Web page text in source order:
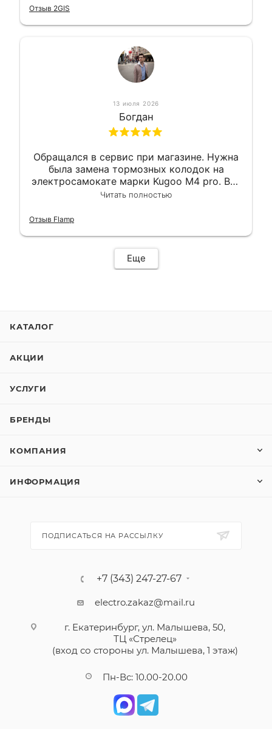
гарантии, поэтому и обратился в этот
Отзыв 2GIS
13 июля 2026
Богдан
Обращался в сервис при магазине. Нужна
была замена тормозных колодок на
электросамокате марки Kugoo M4 pro. Всё
сделали в лучшем виде и в максимально
гарантии, поэтому и обратился в этот
Читать полностью
Отзыв Flamp
Еще
КАТАЛОГ
АКЦИИ
УСЛУГИ
БРЕНДЫ
КОМПАНИЯ
ИНФОРМАЦИЯ
ПОДПИСАТЬСЯ НА РАССЫЛКУ
+7 (343) 247-27-67
electro.zakaz@mail.ru
г. Екатеринбург, ул. Малышева, 50,
ТЦ «Стрелец»
(вход со стороны ул. Малышева, 1 этаж)
Пн-Вс: 10.00-20.00